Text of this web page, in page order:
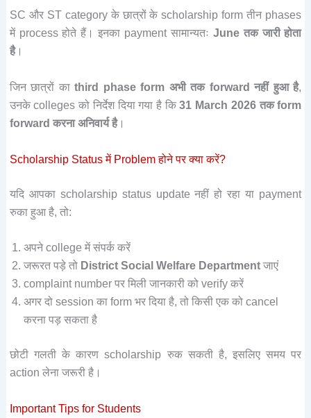
SC और ST category के छात्रों के scholarship form तीन phases
में process होते हैं। इनका payment सामान्यतः June तक जारी होता
है।
जिन छात्रों काthird phase form अभी तक forward नहीं हुआ है,
उनके colleges को निर्देश दिया गया है कि31 March 2026 तक form
forward करना अनिवार्य है।
Scholarship Status में Problem होने पर क्या करें?
यदि आपका scholarship status update नहीं हो रहा या payment
रुका हुआ है, तो:
अपने college में संपर्क करें
जरूरत पड़े तो District Social Welfare Departmentजाएं
complaint number पर मिली जानकारी को verify करें
अगर दो session का form भर दिया है, तो किसी एक को cancel
करना पड़ सकता है
छोटी गलती के कारण scholarship रुक सकती है, इसलिए समय पर
action लेना जरूरी है।
Important Tips for Students